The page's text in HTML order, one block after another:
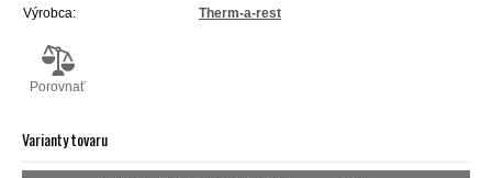
Výrobca: Therm-a-rest
Porovnať
Varianty tovaru